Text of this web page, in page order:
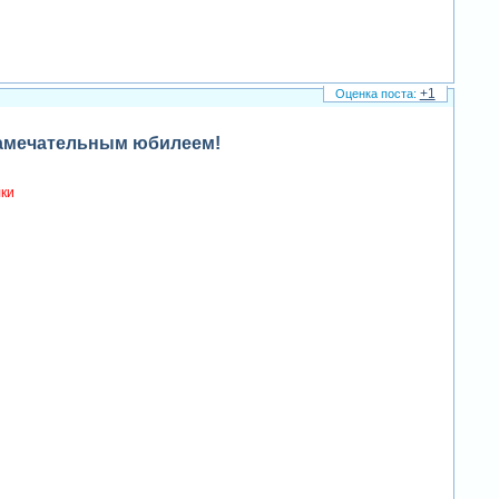
юбилеем!
+1